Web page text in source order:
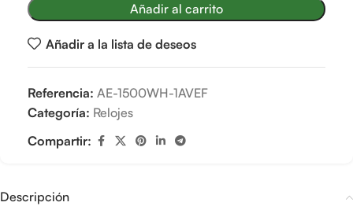
Añadir al carrito
Añadir a la lista de deseos
Referencia: AE-1500WH-1AVEF
Categoría: Relojes
Compartir:
Descripción